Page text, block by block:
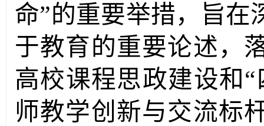
命”的重要举措，旨在
于教育的重要论述，
高校课程思政建设和
师教学创新与交流标